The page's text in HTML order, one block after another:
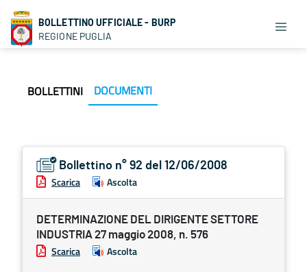
BOLLETTINO UFFICIALE - BURP
REGIONE PUGLIA
BOLLETTINI DOCUMENTI
Bollettino n° 92 del 12/06/2008
Scarica Ascolta
DETERMINAZIONE DEL DIRIGENTE SETTORE
INDUSTRIA 27 maggio 2008, n. 576
Scarica Ascolta